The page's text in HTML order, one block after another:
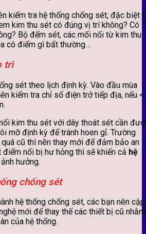
kiểm tra hệ thống chống sét, đặc biệt
kim thu sét có đúng vị trí không? Có
Bộ đếm sét, các mối nối từ kim thu
có điểm gì bất thường…
trì
sét theo lịch định kỳ. Vào đầu mùa
kiểm tra chỉ số điện trở tiếp địa, nếu <
kim thu sét với dây thoát sét cần
mỡ định kỳ để tránh hoen gỉ. Trường
cũ thì nên thay mới để đảm bảo an
nối bị hư hỏng thì sẽ khiến cả hệ
hưởng.
chống sét
hệ thống chống sét, các bạn nên cập
mới để thay thế các thiết bị cũ nhằm
của hệ thống.